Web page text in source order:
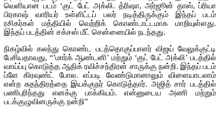
வெளியான படம் ‘குட் பேட் அக்லி. த்ரிஷா, அர்ஜூன் தாஸ், ப்ரியா
பிரகாஷ் வாரியர் உள்ளிட்டப் பலர் நடித்திருக்கும் இந்தப் படம்
ரசிகர்கள் மத்தியில் வெற்றிக் கொண்டாட்டமாக மாறியுள்ளது.
இந்தப் படத்தின் சக்சஸ் மீட் சென்னையில் நடந்தது.
நிகழ்வில் கலந்து கொண்ட படத்தொகுப்பாளர் விஜய் வேலுக்குட்டி
பேசியதாவது, “’மார்க் ஆண்டனி’ மற்றும் ‘குட் பேட் அக்லி’ படத்தில்
வாய்ப்பு கொடுத்த ஆதிக் ரவிச்சந்திரன் சாருக்கு நன்றி. இந்தப் படம்
ப்ளே கிரவுண்ட் போல. எப்படி வேண்டுமானாலும் விளையாடலாம்
என்ற சுதந்திரத்தை இயக்குநர் கொடுத்தார். அஜித் சார் படத்தில்
பணிபுரிந்தது எனக்கு பாக்கியம். என்னுடைய அணி மற்றும்
படக்குழுவினருக்கு நன்றி”